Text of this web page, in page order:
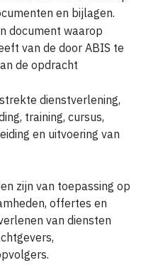
en bijlagen.
document waarop
van de door ABIS te
de opdracht
dienstverlening,
training, cursus,
en uitvoering van
zijn van toepassing op
offertes en
van diensten